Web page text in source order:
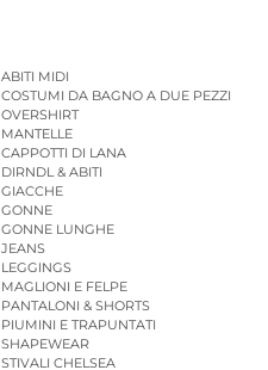
ABITI MIDI
COSTUMI DA BAGNO A DUE PEZZI
OVERSHIRT
MANTELLE
CAPPOTTI DI LANA
DIRNDL & ABITI
GIACCHE
GONNE
GONNE LUNGHE
JEANS
LEGGINGS
MAGLIONI E FELPE
PANTALONI & SHORTS
PIUMINI E TRAPUNTATI
SHAPEWEAR
STIVALI CHELSEA